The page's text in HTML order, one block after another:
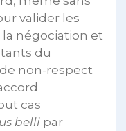
valider les
négociation et
du
non-respect
cas
belli par